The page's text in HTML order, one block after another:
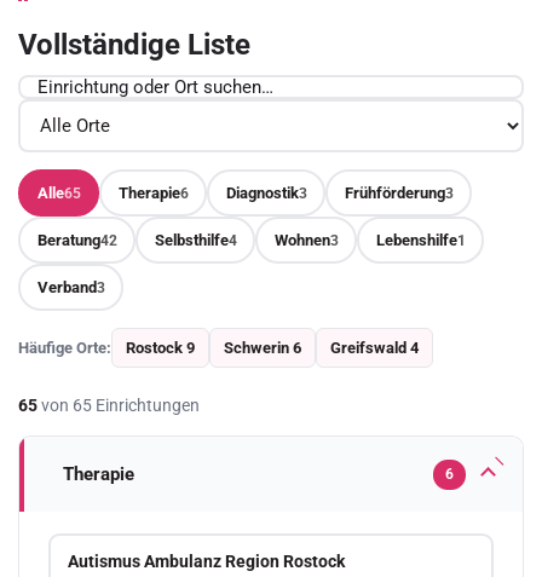
Vollständige Liste
Alle65 Therapie6 Diagnostik3 Frühförderung3
Beratung42 Selbsthilfe4 Wohnen3 Lebenshilfe1
Verband3
Häufige Orte: Rostock 9 Schwerin 6 Greifswald 4
65von 65 Einrichtungen
Therapie 6
Autismus Ambulanz Region Rostock